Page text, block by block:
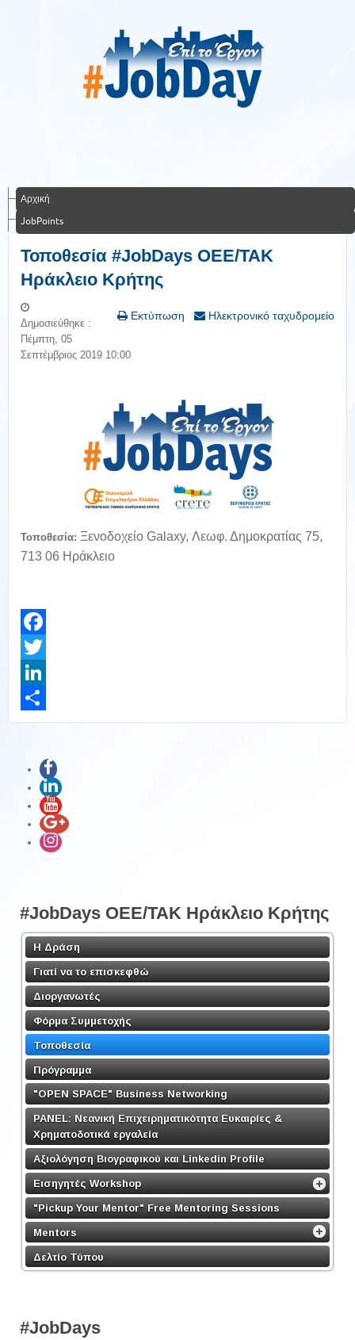
Αρχική
JobPoints
Τοποθεσία #JobDays OEE/TAK
Ηράκλειο Κρήτης
Εκτύπωση Ηλεκτρονικό ταχυδρομείο
Δημοσιεύθηκε :
Πέμπτη, 05
Σεπτέμβριος 2019 10:00
Τοποθεσία: Ξενοδοχείο Galaxy, Λεωφ. Δημοκρατίας 75,
713 06 Ηράκλειο
Facebook
Twitter
LinkedIn
Share
#JobDays OEE/TAK Ηράκλειο Κρήτης
Η Δράση
Γιατί να το επισκεφθώ
Διοργανωτές
Φόρμα Συμμετοχής
Τοποθεσία
Πρόγραμμα
"OPEN SPACE" Business Networking
PANEL: Νεανική Επιχειρηματικότητα Ευκαιρίες &
Χρηματοδοτικά εργαλεία
Αξιολόγηση Βιογραφικού και Linkedin Profile
Εισηγητές Workshop
"Pickup Your Mentor" Free Mentoring Sessions
Mentors
Δελτίο Τύπου
#JobDays